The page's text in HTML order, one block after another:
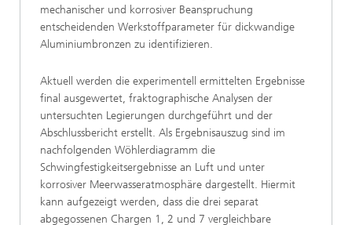
mechanischer und korrosiver Beanspruchung
entscheidenden Werkstoffparameter für dickwandige
Aluminiumbronzen zu identifizieren.
Aktuell werden die experimentell ermittelten Ergebnisse
final ausgewertet, fraktographische Analysen der
untersuchten Legierungen durchgeführt und der
Abschlussbericht erstellt. Als Ergebnisauszug sind im
nachfolgenden Wöhlerdiagramm die
Schwingfestigkeitsergebnisse an Luft und unter
korrosiver Meerwasseratmosphäre dargestellt. Hiermit
kann aufgezeigt werden, dass die drei separat
abgegossenen Chargen 1, 2 und 7 vergleichbare